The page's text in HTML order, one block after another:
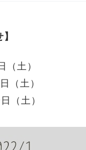
（土）
（土）
（土）